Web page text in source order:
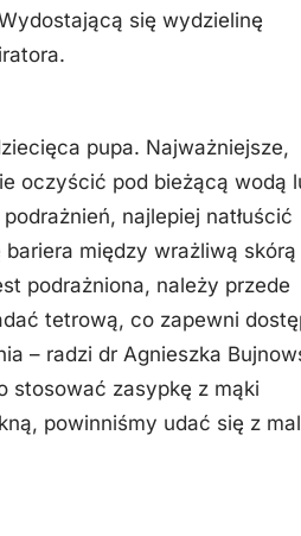
się wydzielinę
pupa. Najważniejsze,
oczyścić pod bieżącą wodą
najlepiej natłuścić
między wrażliwą skórą
podrażniona, należy przede
tetrową, co zapewni
– radzi dr Agnieszka
stosować zasypkę z mąki
powinniśmy udać się z